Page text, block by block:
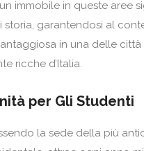
immobile in queste aree
storia, garantendosi al
in una delle città
ricche d’Italia.
per Gli Studenti
la sede della più